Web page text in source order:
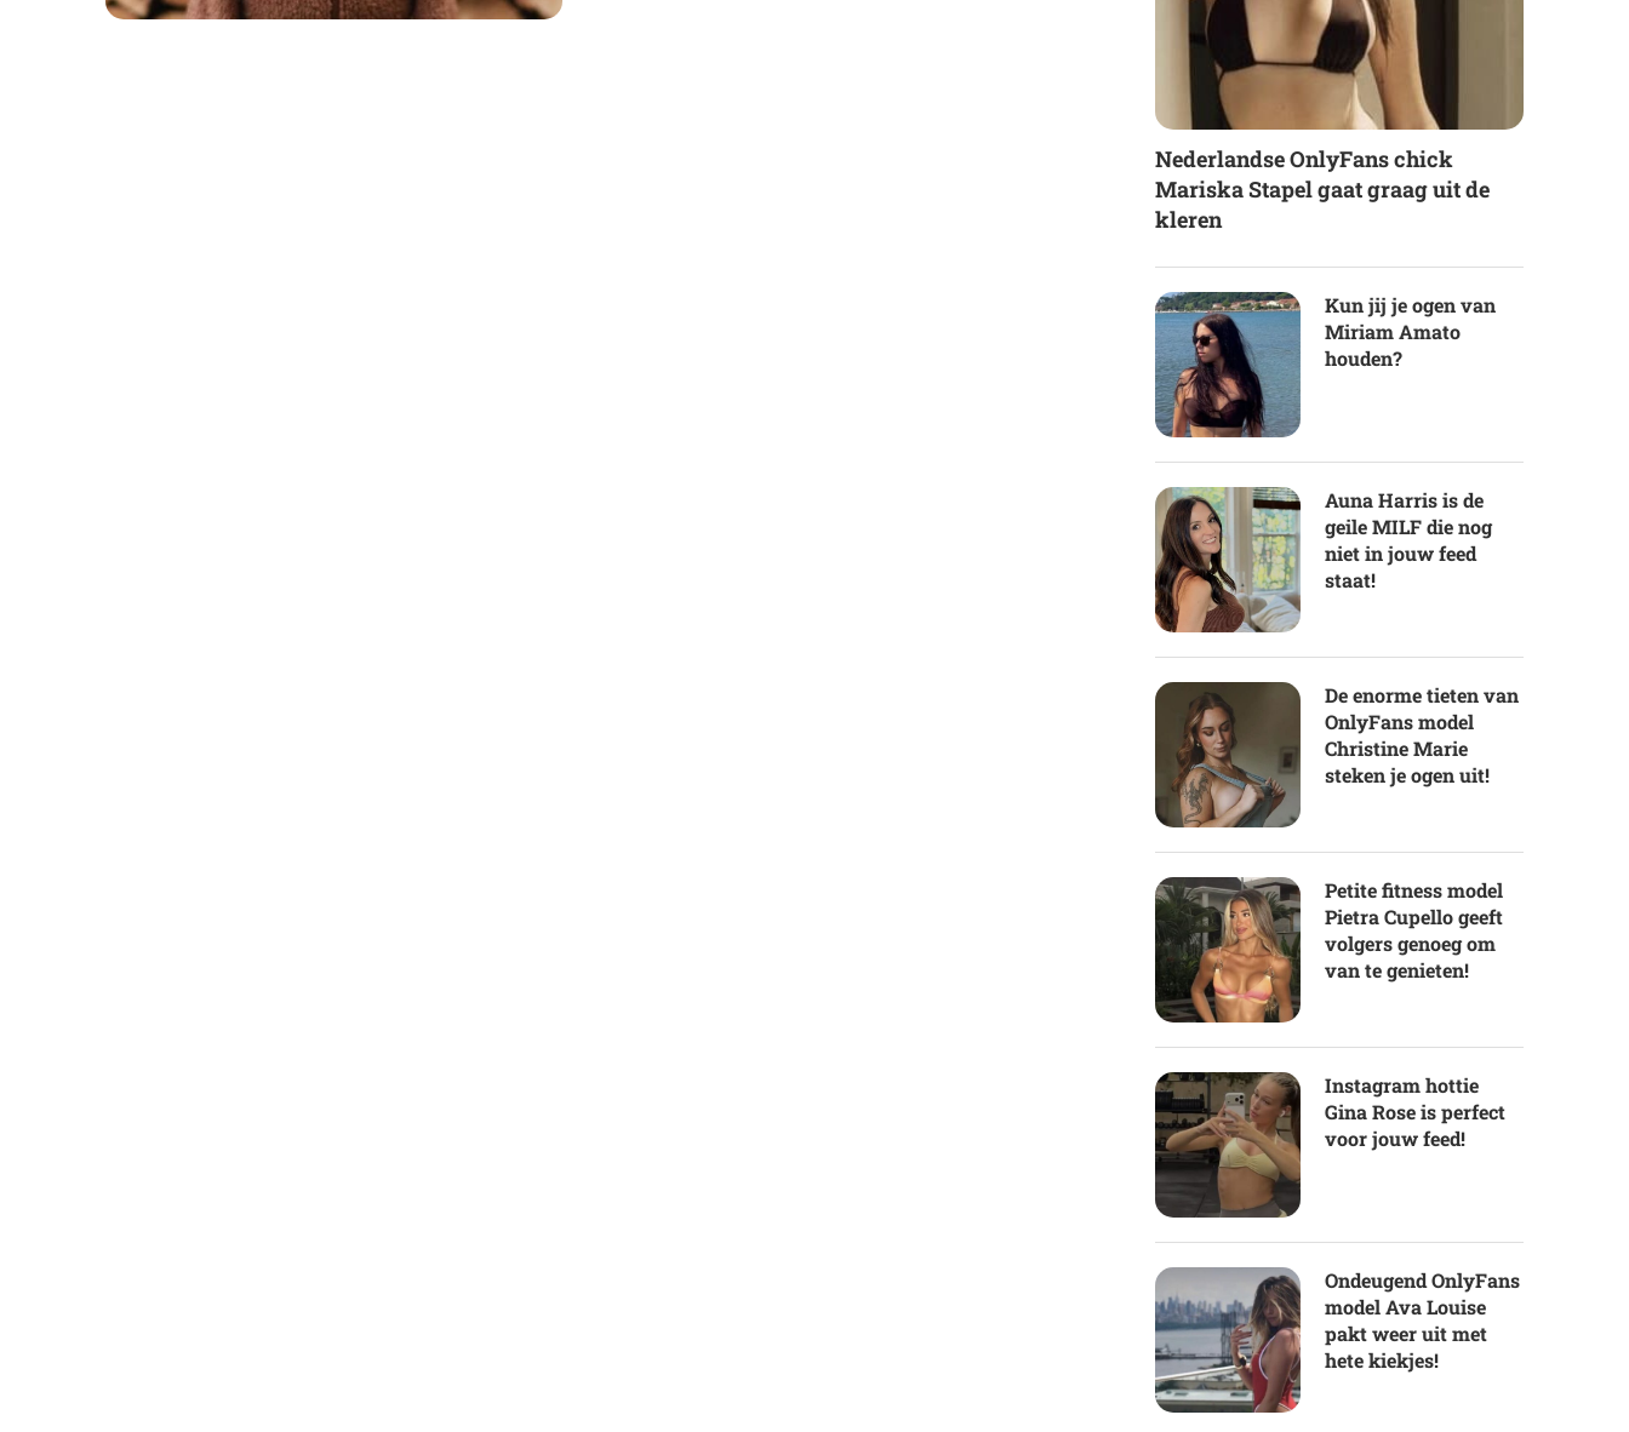
Nederlandse OnlyFans chick
Mariska Stapel gaat graag uit de
kleren
Kun jij je ogen van
Miriam Amato
houden?
Auna Harris is de
geile MILF die nog
niet in jouw feed
staat!
De enorme tieten van
OnlyFans model
Christine Marie
steken je ogen uit!
Petite fitness model
Pietra Cupello geeft
volgers genoeg om
van te genieten!
Instagram hottie
Gina Rose is perfect
voor jouw feed!
Ondeugend OnlyFans
model Ava Louise
pakt weer uit met
hete kiekjes!